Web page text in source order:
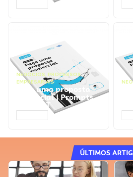
NEGÓCIOS, PROCESSOS
EMPRESARIAIS
Faça uma proposta
comercial | Prompts
ChatGPT
ÚLTIMOS